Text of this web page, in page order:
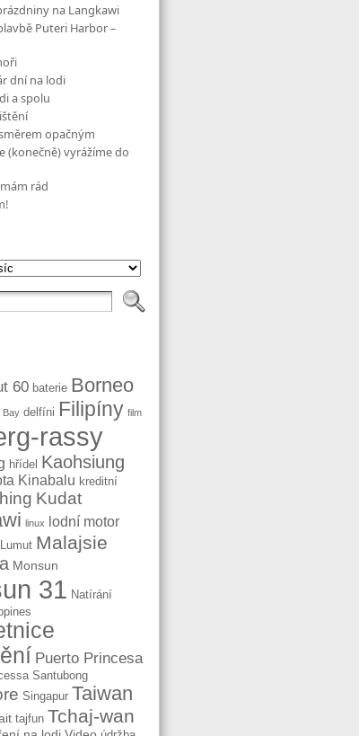
na Langkawi
Puteri Harbor –
dní na lodi
a spolu
opačným
(konečně) vyrážíme do
rád
60 baterie Borneo
Bay delfíni Filipíny film
rassy
hřídel Kaohsiung
Kinabalu kreditní
Kudat
linux lodní motor
Lumut Malajsie
Monsun
31 Natírání
Puerto Princesa
Santubong
Singapur Taiwan
tajfun Tchaj-wan